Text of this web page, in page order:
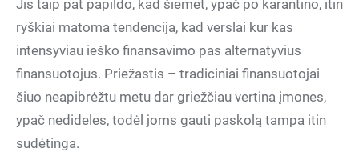
Jis taip pat papildo, kad šiemet, ypač po karantino, itin
ryškiai matoma tendencija, kad verslai kur kas
intensyviau ieško finansavimo pas alternatyvius
finansuotojus. Priežastis – tradiciniai finansuotojai
šiuo neapibrėžtu metu dar griežčiau vertina įmones,
ypač nedideles, todėl joms gauti paskolą tampa itin
sudėtinga.